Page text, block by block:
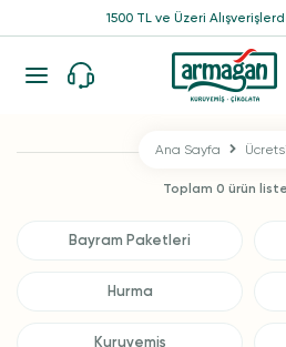
1500 TL ve Üzeri
Ana Sayfa
Toplam 0 ürün
Bayram Paketleri
Hurma
Kuruyemiş